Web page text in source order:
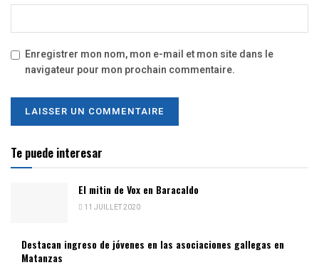
Enregistrer mon nom, mon e-mail et mon site dans le
navigateur pour mon prochain commentaire.
Te puede interesar
El mitin de Vox en Baracaldo
11 JUILLET 2020
Destacan ingreso de jóvenes en las asociaciones gallegas en
Matanzas